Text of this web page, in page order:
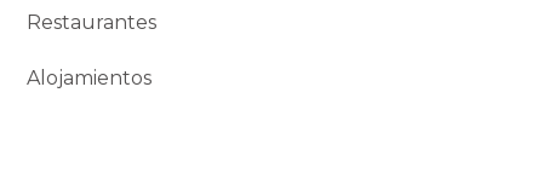
Restaurantes
Alojamientos